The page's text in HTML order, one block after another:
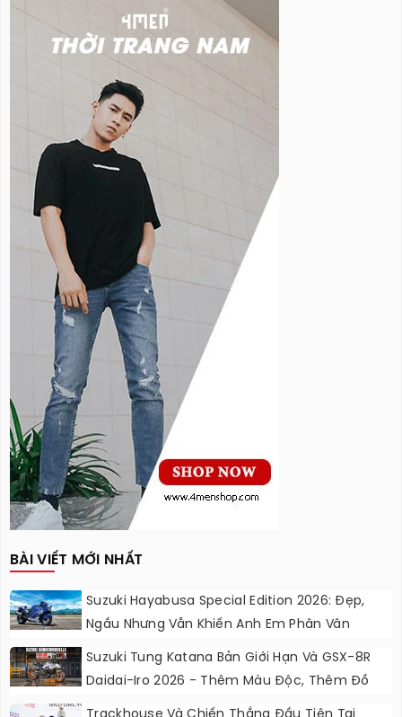
BÀI VIẾT MỚI NHẤT
Suzuki Hayabusa Special Edition 2026: Đẹp,
Ngầu Nhưng Vẫn Khiến Anh Em Phân Vân
Suzuki Tung Katana Bản Giới Hạn Và GSX-8R
Daidai-Iro 2026 - Thêm Màu Độc, Thêm Đồ
Chơi, Thêm Cá Tính